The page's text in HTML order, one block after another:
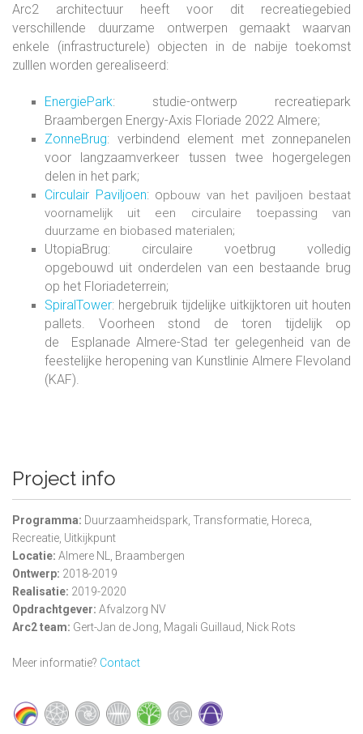
Arc2 architectuur heeft voor dit recreatiegebied
verschillende duurzame ontwerpen gemaakt waarvan
enkele (infrastructurele) objecten in de nabije toekomst
zulllen worden gerealiseerd:
EnergiePark: studie-ontwerp recreatiepark
Braambergen Energy-Axis Floriade 2022 Almere;
ZonneBrug: verbindend element met zonnepanelen
voor langzaamverkeer tussen twee hogergelegen
delen in het park;
Circulair Paviljoen: opbouw van het paviljoen bestaat
voornamelijk uit een circulaire toepassing van
duurzame en biobased materialen;
UtopiaBrug: circulaire voetbrug volledig
opgebouwd uit onderdelen van een bestaande brug
op het Floriadeterrein;
SpiralTower: hergebruik tijdelijke uitkijktoren uit houten
pallets. Voorheen stond de toren tijdelijk op
de Esplanade Almere-Stad ter gelegenheid van de
feestelijke heropening van Kunstlinie Almere Flevoland
(KAF).
Project info
Programma: Duurzaamheidspark, Transformatie, Horeca,
Recreatie, Uitkijkpunt
Locatie: Almere NL, Braambergen
Ontwerp: 2018-2019
Realisatie: 2019-2020
Opdrachtgever: Afvalzorg NV
Arc2 team: Gert-Jan de Jong, Magali Guillaud, Nick Rots
Meer informatie? Contact